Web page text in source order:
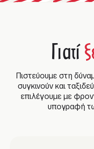
Γιατί
Πιστεύουμε στη
συγκινούν και
επιλέγουμε με
υπογραφή